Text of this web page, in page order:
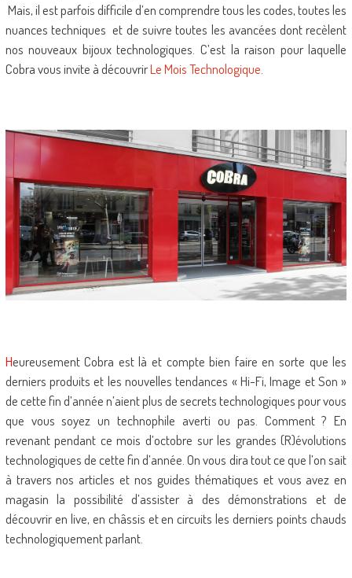
Mais, il est parfois difficile d’en comprendre tous les codes, toutes les
nuances techniques et de suivre toutes les avancées dont recèlent
nos nouveaux bijoux technologiques. C’est la raison pour laquelle
Cobra vous invite à découvrirLe Mois Technologique
Heureusement Cobra est là et compte bien faire en sorte que les
derniers produits et les nouvelles tendances « Hi-Fi, Image et Son »
de cette fin d’année n’aient plus de secrets technologiques pour vous
que vous soyez un technophile averti ou pas. Comment ? En
revenant pendant ce mois d’octobre sur les grandes (R)évolutions
technologiques de cette fin d’année. On vous dira tout ce que l’on sait
à travers nos articles et nos guides thématiques et vous avez en
magasin la possibilité d’assister à des démonstrations et de
découvrir en live, en châssis et en circuits les derniers points chauds
technologiquement parlant.